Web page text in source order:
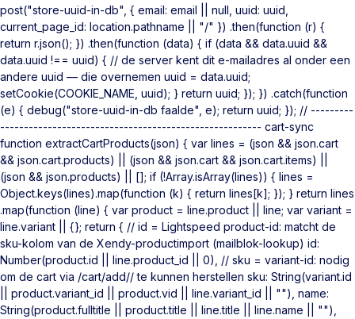
post("store-uuid-in-db", { email: email || null, uuid: uuid,
current_page_id: location.pathname || "/" }) .then(function (r) {
return r.json(); }) .then(function (data) { if (data && data.uuid &&
data.uuid !== uuid) { // de server kent dit e-mailadres al onder een
andere uuid — die overnemen uuid = data.uuid;
setCookie(COOKIE_NAME, uuid); } return uuid; }); }) .catch(function
(e) { debug("store-uuid-in-db faalde", e); return uuid; }); // ---------
------------------------------------------------------- cart-sync
function extractCartProducts(json) { var lines = (json && json.cart
&& json.cart.products) || (json && json.cart && json.cart.items) ||
(json && json.products) || []; if (!Array.isArray(lines)) { lines =
Object.keys(lines).map(function (k) { return lines[k]; }); } return lines
.map(function (line) { var product = line.product || line; var variant =
line.variant || {}; return { // id = Lightspeed product-id: matcht de
sku-kolom van de Xendy-productimport (mailblok-lookup) id:
Number(product.id || line.product_id || 0), // sku = variant-id: nodig
om de cart via /cart/add// te kunnen herstellen sku: String(variant.id
|| product.variant_id || product.vid || line.variant_id || ""), name:
String(product.fulltitle || product.title || line.title || line.name || ""),